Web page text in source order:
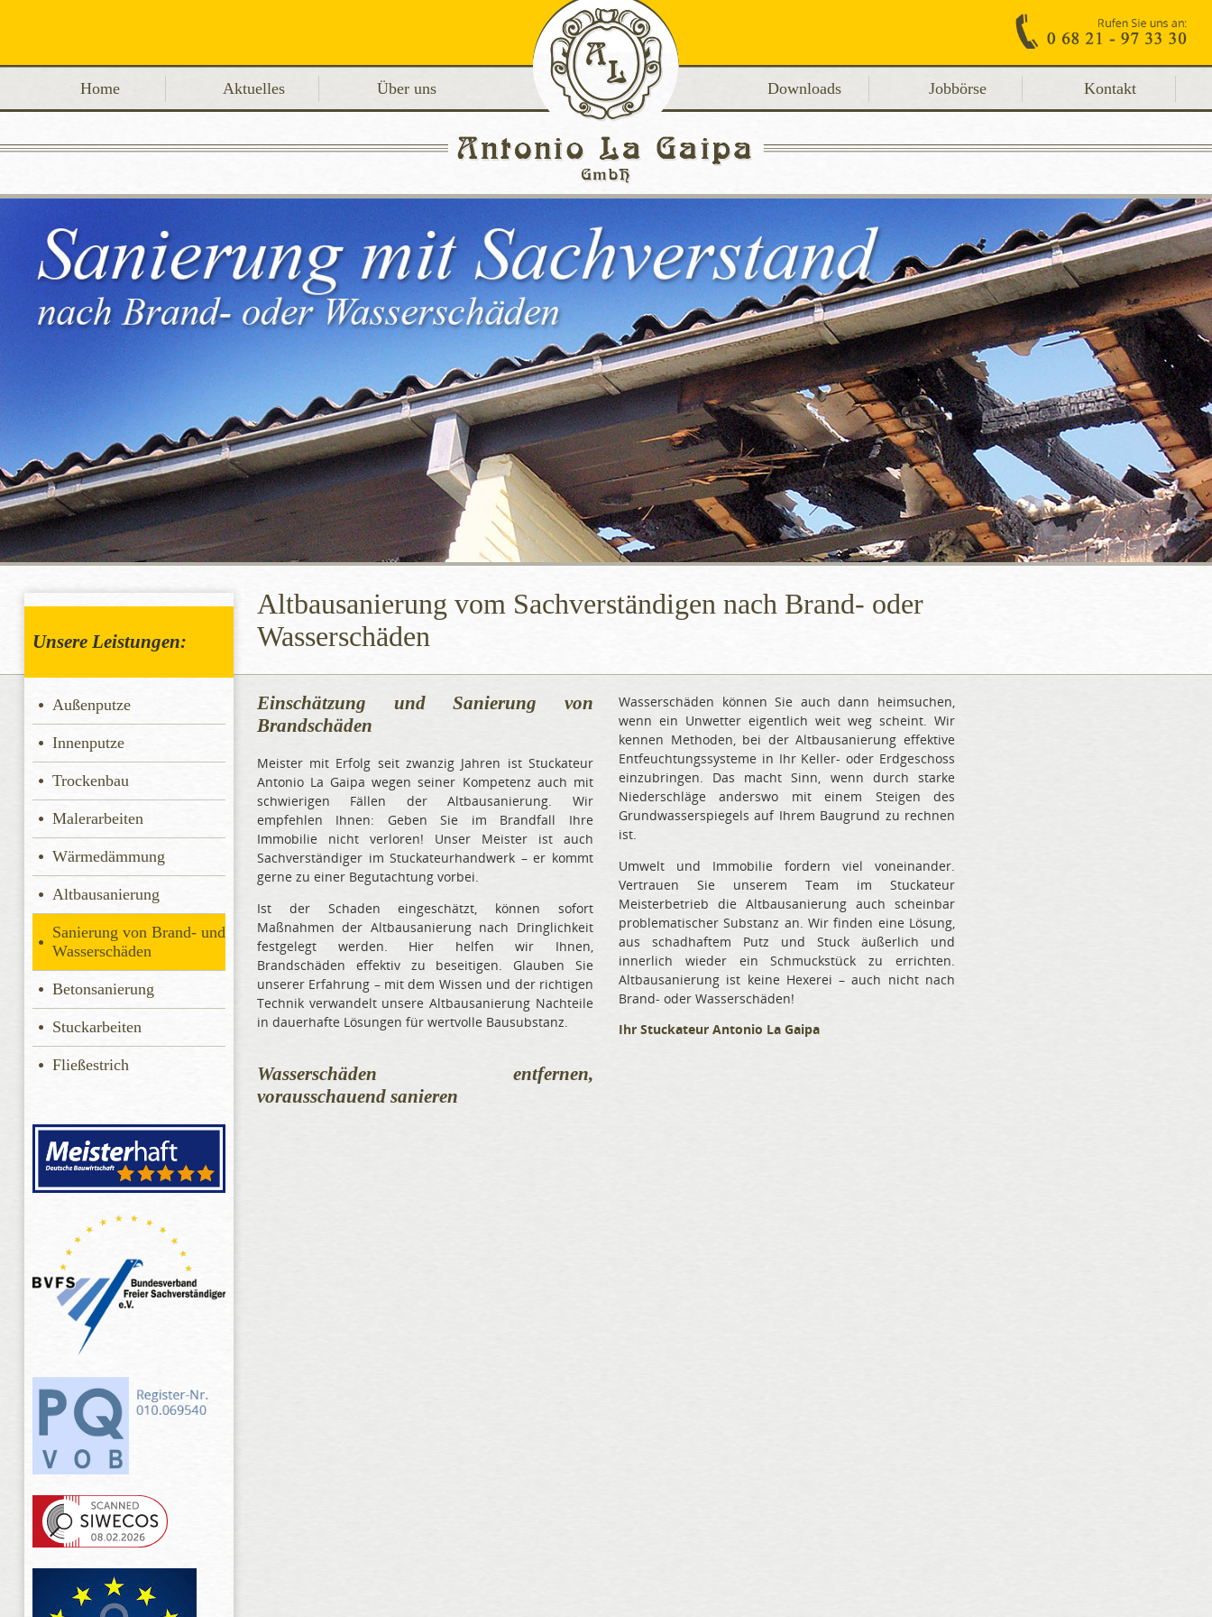
Home Aktuelles Über uns Downloads Jobbörse Kontakt
Unsere Leistungen:
Außenputze
Innenputze
Trockenbau
Malerarbeiten
Wärmedämmung
Altbausanierung
Sanierung von Brand- und
Wasserschäden
Betonsanierung
Stuckarbeiten
Fließestrich
Altbausanierung vom Sachverständigen nach Brand- oder
Wasserschäden
Einschätzung und Sanierung von
Brandschäden
Meister mit Erfolg seit zwanzig Jahren ist Stuckateur
Antonio La Gaipa wegen seiner Kompetenz auch mit
schwierigen Fällen der Altbausanierung. Wir
empfehlen Ihnen: Geben Sie im Brandfall Ihre
Immobilie nicht verloren! Unser Meister ist auch
Sachverständiger im Stuckateurhandwerk – er kommt
gerne zu einer Begutachtung vorbei.
Ist der Schaden eingeschätzt, können sofort
Maßnahmen der Altbausanierung nach Dringlichkeit
festgelegt werden. Hier helfen wir Ihnen,
Brandschäden effektiv zu beseitigen. Glauben Sie
unserer Erfahrung – mit dem Wissen und der richtigen
Technik verwandelt unsere Altbausanierung Nachteile
in dauerhafte Lösungen für wertvolle Bausubstanz.
Wasserschäden entfernen,
vorausschauend sanieren
Wasserschäden können Sie auch dann heimsuchen,
wenn ein Unwetter eigentlich weit weg scheint. Wir
kennen Methoden, bei der Altbausanierung effektive
Entfeuchtungssysteme in Ihr Keller- oder Erdgeschoss
einzubringen. Das macht Sinn, wenn durch starke
Niederschläge anderswo mit einem Steigen des
Grundwasserspiegels auf Ihrem Baugrund zu rechnen
ist.
Umwelt und Immobilie fordern viel voneinander.
Vertrauen Sie unserem Team im Stuckateur
Meisterbetrieb die Altbausanierung auch scheinbar
problematischer Substanz an. Wir finden eine Lösung,
aus schadhaftem Putz und Stuck äußerlich und
innerlich wieder ein Schmuckstück zu errichten.
Altbausanierung ist keine Hexerei – auch nicht nach
Brand- oder Wasserschäden!
Ihr Stuckateur Antonio La Gaipa